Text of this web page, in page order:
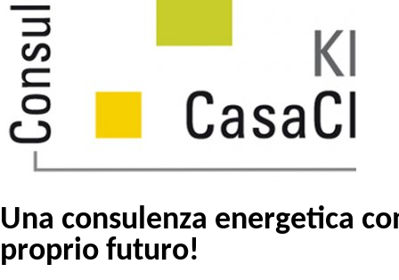
Una consulenza energetica
proprio futuro!